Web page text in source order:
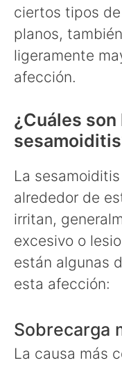
ciertos tipos
planos,
ligeramente
afección.
¿Cuáles son
La
alrededor de
irritan,
excesivo o
están algunas
esta afección:
Sobrecarga
La causa más